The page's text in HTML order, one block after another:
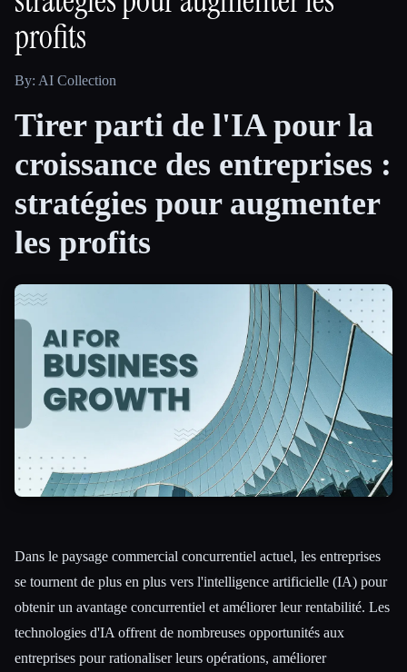
Blog
Toutes les catégories
profits
By: AI Collection
Tirer parti de l'IA pour la
croissance des entreprises :
stratégies pour augmenter
les profits
Dans le paysage commercial concurrentiel actuel, les entreprises
se tournent de plus en plus vers l'intelligence artificielle (IA) pour
obtenir un avantage concurrentiel et améliorer leur rentabilité. Les
technologies d'IA offrent de nombreuses opportunités aux
entreprises pour rationaliser leurs opérations, améliorer